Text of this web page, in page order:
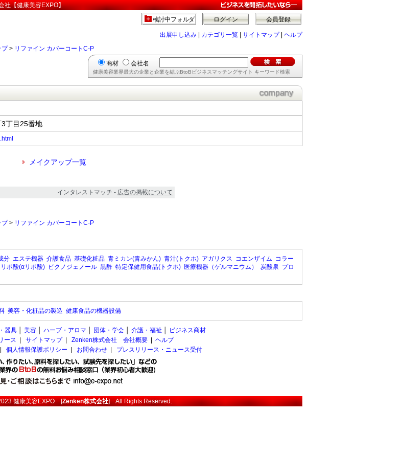
社【健康美容EXPO】
会員登録
ログイン
検討中フォルダ
出展申し込み カテゴリ一覧 サイトマップ| ヘルプ
プ> リファイン カバーコートC-P
商材 会社名
健康美容業界最大の企業と企業を結ぶBtoBビジネスマッチングサイト キーワード検索
丁目25番地
メイクアップ一覧
インタレストマッチ - 広告の掲載について
プ> リファイン カバーコートC-P
分 エステ機器 介護食品 基礎化粧品 青ミカン(青みかん) 青汁(トクホ) アガリクス コエンザイム コラー
ポ酸(αリポ酸) ピクノジェノール 黒酢 特定保健用食品(トクホ) 医療機器（ゲルマニウム） 炭酸泉 プロ
美容・化粧品の製造 健康食品の機器設備
器具 美容 ハーブ・アロマ 団体・学会 介護・福祉
ビジネス商材
ース サイトマップ| Zenken株式会社 会社概要
ヘルプ
個人情報保護ポリシー お問合わせ プレスリリース・ニュース受付
健康美容EXPO[Zenken株式会社] All Rights Reserved.